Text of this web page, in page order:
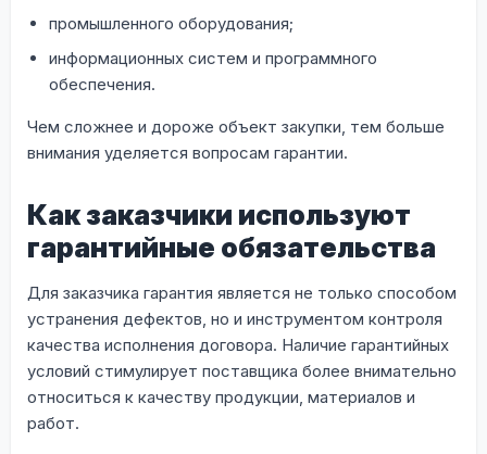
промышленного оборудования;
информационных систем и программного
обеспечения.
Чем сложнее и дороже объект закупки, тем больше
внимания уделяется вопросам гарантии.
Как заказчики используют
гарантийные обязательства
Для заказчика гарантия является не только способом
устранения дефектов, но и инструментом контроля
качества исполнения договора. Наличие гарантийных
условий стимулирует поставщика более внимательно
относиться к качеству продукции, материалов и
работ.